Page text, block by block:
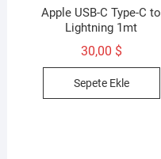
Apple USB-C Type-C to
Lightning 1mt
30,00 $
Sepete Ekle